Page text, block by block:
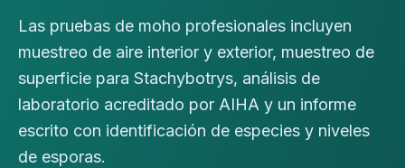
Las pruebas de moho profesionales incluyen
muestreo de aire interior y exterior, muestreo de
superficie para Stachybotrys, análisis de
laboratorio acreditado por AIHA y un informe
escrito con identificación de especies y niveles
de esporas.